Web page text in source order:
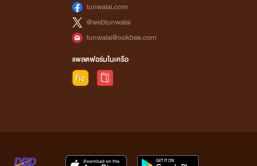
tunwalai.com
@webtunwalai
tunwalai@ookbee.com
แพลตฟอร์มในเครือ